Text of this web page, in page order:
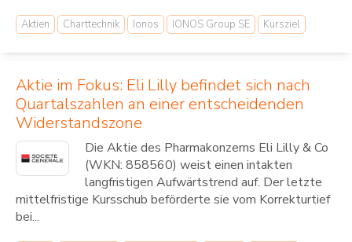
Aktien Charttechnik Ionos IONOS Group SE Kursziel
Aktie im Fokus: Eli Lilly befindet sich nach
Quartalszahlen an einer entscheidenden
Widerstandszone
Die Aktie des Pharmakonzerns Eli Lilly & Co
(WKN: 858560) weist einen intakten
langfristigen Aufwärtstrend auf. Der letzte
mittelfristige Kursschub beförderte sie vom Korrekturtief
bei...